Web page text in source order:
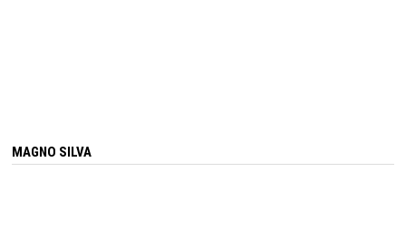
MAGNO SILVA